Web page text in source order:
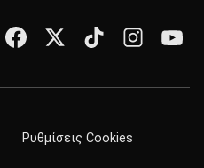
Ρυθμίσεις Cookies